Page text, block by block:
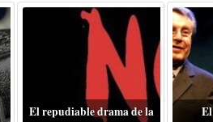
El repudiable drama de la